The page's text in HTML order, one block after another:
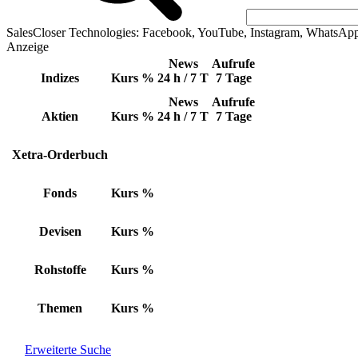
SalesCloser Technologies: Facebook, YouTube, Instagram,
Anzeige
Indizes Kurs %
News
24 h / 7 T
Aufrufe
7 Tage
Aktien Kurs %
News
24 h / 7 T
Aufrufe
7 Tage
Xetra-Orderbuch
Fonds Kurs %
Devisen Kurs %
Rohstoffe Kurs %
Themen Kurs %
Erweiterte Suche